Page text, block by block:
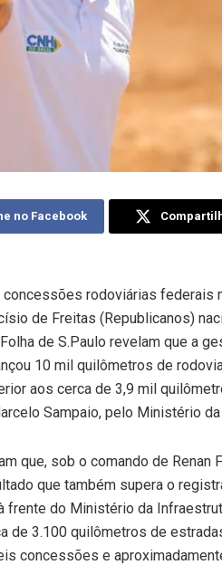
no Facebook
rodoviárias federais
de Freitas (Republicanos)
de S.Paulo revelam que a
10 mil quilômetros de
aos cerca de 3,9 mil
Sampaio, pelo Ministério
que, sob o comando de
que também supera o
frente do Ministério da
de 3.100 quilômetros de
concessões e